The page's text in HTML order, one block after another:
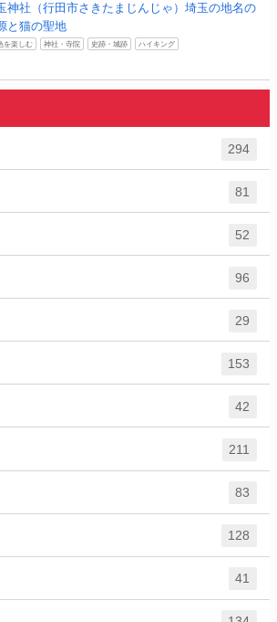
神社（行田市さきたまじんじゃ）埼玉の地名の
と猫の聖地
を楽しむ 神社・寺院 史跡・城跡 ハイキング
294
81
52
96
29
153
42
211
83
128
41